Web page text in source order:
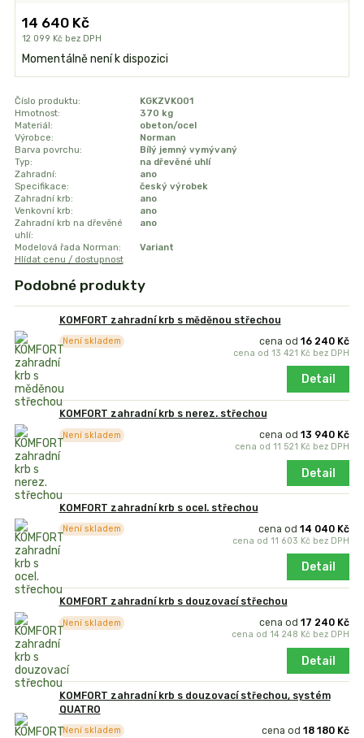
14 640 Kč
12 099 Kč bez DPH
Momentálně není k dispozici
Číslo produktu:
KGKZVKO01
Hmotnost:
370 kg
Materiál:
obeton/ocel
Výrobce:
Norman
Barva povrchu:
Bílý jemný vymývaný
Typ:
na dřevěné uhlí
Zahradní:
ano
Specifikace:
český výrobek
Zahradní krb:
ano
Venkovní krb:
ano
Zahradní krb na dřevěné
uhlí:
ano
Modelová řada Norman:
Variant
Hlídat cenu / dostupnost
Podobné produkty
KOMFORT zahradní krb s měděnou střechou
cena od16 240 Kč
cena od13 421 Kč bez DPH
Není skladem
Detail
KOMFORT zahradní krb s nerez. střechou
cena od13 940 Kč
cena od11 521 Kč bez DPH
Není skladem
Detail
KOMFORT zahradní krb s ocel. střechou
cena od14 040 Kč
cena od11 603 Kč bez DPH
Není skladem
Detail
KOMFORT zahradní krb s douzovací střechou
cena od17 240 Kč
cena od14 248 Kč bez DPH
Není skladem
Detail
KOMFORT zahradní krb s douzovací střechou, systém
QUATRO
cena od18 180 Kč
Není skladem